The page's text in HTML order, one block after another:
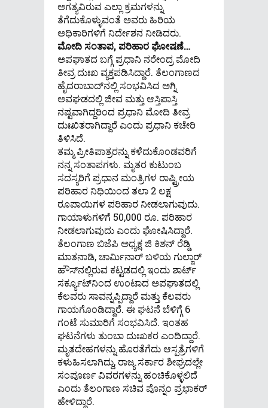
ಅಗತ್ಯವಿರುವ ಎಲ್ಲಾ ಕ್ರಮಗಳನ್ನು
ತೆಗೆದುಕೊಳ್ಳುವಂತೆ ಅವರು ಹಿರಿಯ
ಅಧಿಕಾರಿಗಳಿಗೆ ನಿರ್ದೇಶನ ನೀಡಿದರು.
ಮೋದಿ ಸಂತಾಪ, ಪರಿಹಾರ ಘೋಷಣೆ…
ಅಪಘಾತದ ಬಗ್ಗೆ ಪ್ರಧಾನಿ ನರೇಂದ್ರ ಮೋದಿ
ತೀವ್ರ ದುಃಖ ವ್ಯಕ್ತಪಡಿಸಿದ್ದಾರೆ. ತೆಲಂಗಾಣದ
ಹೈದರಾಬಾದ್‌ನಲ್ಲಿ ಸಂಭವಿಸಿದ ಅಗ್ನಿ
ಅವಘಡದಲ್ಲಿ ಜೀವ ಮತ್ತು ಆಸ್ತಿಪಾಸ್ತಿ
ನಷ್ಟವಾಗಿದ್ದರಿಂದ ಪ್ರಧಾನಿ ಮೋದಿ ತೀವ್ರ
ದುಃಖಿತರಾಗಿದ್ದಾರೆ ಎಂದು ಪ್ರಧಾನಿ ಕಚೇರಿ
ತಿಳಿಸಿದೆ.
ತಮ್ಮ ಪ್ರೀತಿಪಾತ್ರರನ್ನು ಕಳೆದುಕೊಂಡವರಿಗೆ
ನನ್ನ ಸಂತಾಪಗಳು. ಮೃತರ ಕುಟುಂಬ
ಸದಸ್ಯರಿಗೆ ಪ್ರಧಾನ ಮಂತ್ರಿಗಳ ರಾಷ್ಟ್ರೀಯ
ಪರಿಹಾರ ನಿಧಿಯಿಂದ ತಲಾ 2 ಲಕ್ಷ
ರೂಪಾಯಿಗಳ ಪರಿಹಾರ ನೀಡಲಾಗುವುದು.
ಗಾಯಾಳುಗಳಿಗೆ 50,000 ರೂ. ಪರಿಹಾರ
ನೀಡಲಾಗುವುದು ಎಂದು ಘೋಷಿಸಿದ್ದಾರೆ.
ತೆಲಂಗಾಣ ಬಿಜೆಪಿ ಅಧ್ಯಕ್ಷ ಜಿ ಕಿಶನ್ ರೆಡ್ಡಿ
ಮಾತನಾಡಿ, ಚಾರ್ಮಿನಾರ್ ಬಳಿಯ ಗುಲ್ಜಾರ್
ಹೌಸ್‌ನಲ್ಲಿರುವ ಕಟ್ಟಡದಲ್ಲಿ ಇಂದು ಶಾರ್ಟ್
ಸರ್ಕ್ಯೂಟ್‌ನಿಂದ ಉಂಟಾದ ಅಪಘಾತದಲ್ಲಿ
ಕೆಲವರು ಸಾವನ್ನಪ್ಪಿದ್ದಾರೆ ಮತ್ತು ಕೆಲವರು
ಗಾಯಗೊಂಡಿದ್ದಾರೆ. ಈ ಘಟನೆ ಬೆಳಿಗ್ಗೆ 6
ಗಂಟೆ ಸುಮಾರಿಗೆ ಸಂಭವಿಸಿದೆ. ಇಂತಹ
ಘಟನೆಗಳು ತುಂಬಾ ದುಃಖಕರ ಎಂದಿದ್ದಾರೆ.
ಮೃತದೇಹಗಳನ್ನು ಹೊರತೆಗೆದು ಆಸ್ಪತ್ರೆಗಳಿಗೆ
ಕಳುಹಿಸಲಾಗಿದ್ದು, ರಾಜ್ಯ ಸರ್ಕಾರ ಶೀಘ್ರದಲ್ಲೇ
ಸಂಪೂರ್ಣ ವಿವರಗಳನ್ನು ಹಂಚಿಕೊಳ್ಳಲಿದೆ
ಎಂದು ತೆಲಂಗಾಣ ಸಚಿವ ಪೊನ್ನಂ ಪ್ರಭಾಕರ್
ಹೇಳಿದ್ದಾರೆ.